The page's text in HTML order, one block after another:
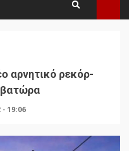
αρνητικό ρεκόρ-
19:06